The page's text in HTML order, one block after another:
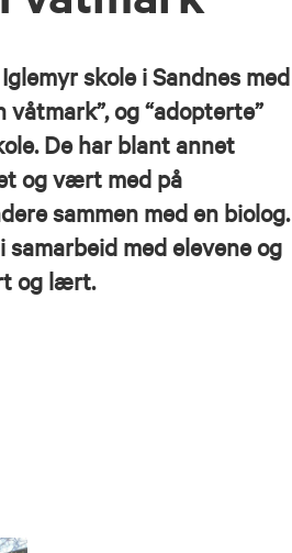
skole i Sandnes med
og “adopterte”
De har blant annet
og vært med på
sammen med en biolog.
med elevene og
og lært.